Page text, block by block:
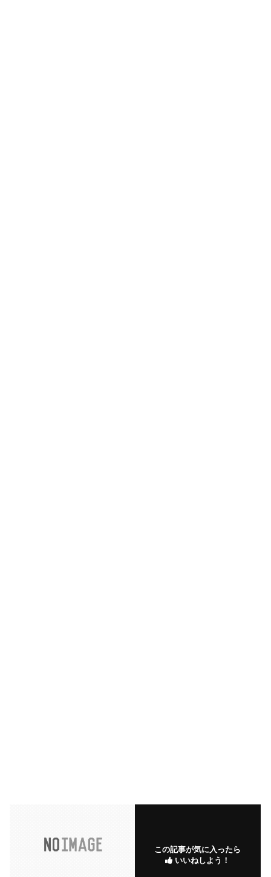
この記事が気に入ったら
いいねしよう！